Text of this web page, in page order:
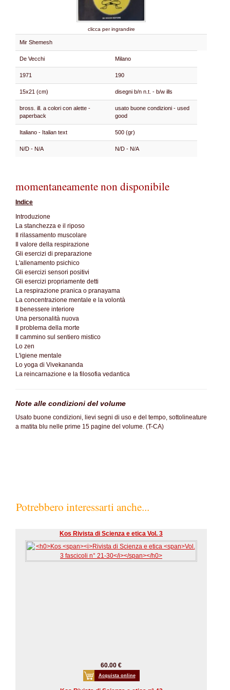
clicca per ingrandire
Mir Shemesh
De Vecchi Milano
1971 190
15x21 (cm) disegni b/n n.t. - b/w ills
bross. ill. a colori con alette -
paperback
usato buone condizioni - used
good
Italiano - Italian text 500 (gr)
N/D - N/A N/D - N/A
momentaneamente non disponibile
Indice
Introduzione
La stanchezza e il riposo
Il rilassamento muscolare
Il valore della respirazione
Gli esercizi di preparazione
L'allenamento psichico
Gli esercizi sensori positivi
Gli esercizi propriamente detti
La respirazione pranica o pranayama
La concentrazione mentale e la volontà
Il benessere interiore
Una personalità nuova
Il problema della morte
Il cammino sul sentiero mistico
Lo zen
L'igiene mentale
Lo yoga di Vivekananda
La reincarnazione e la filosofia vedantica
Note alle condizioni del volume
Usato buone condizioni, lievi segni di uso e del tempo, sottolineature
a matita blu nelle prime 15 pagine del volume. (T-CA)
Potrebbero interessarti anche...
Kos Rivista di Scienza e etica Vol. 3
60.00 €
Acquista online